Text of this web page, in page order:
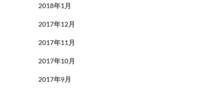
2018年1月
2017年12月
2017年11月
2017年10月
2017年9月